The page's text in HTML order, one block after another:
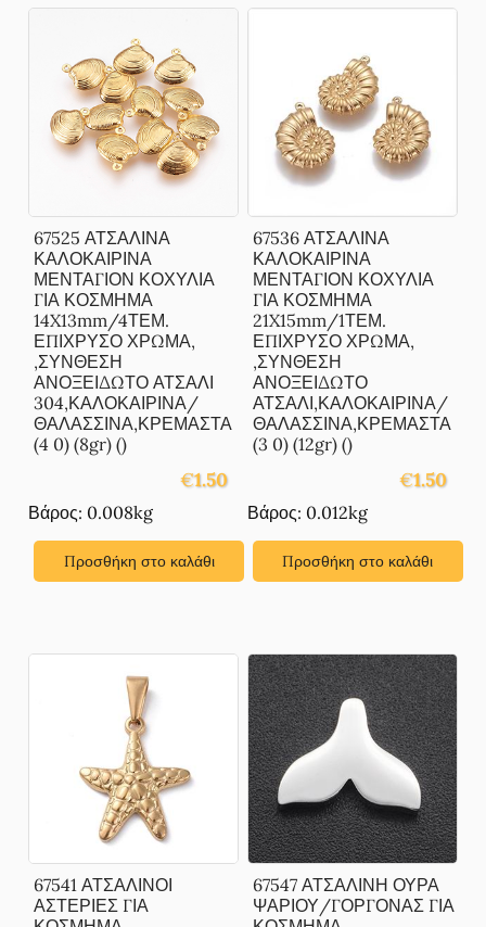
67525 ΑΤΣΑΛΙΝΑ
ΚΑΛΟΚΑΙΡΙΝΑ
ΜΕΝΤΑΓΙΟΝ ΚΟΧΥΛΙΑ
ΓΙΑ ΚΟΣΜΗΜΑ
14X13mm/4ΤΕΜ.
ΕΠΙΧΡΥΣΟ ΧΡΩΜΑ,
,ΣΥΝΘΕΣΗ
ΑΝΟΞΕΙΔΩΤΟ ΑΤΣΑΛΙ
304,ΚΑΛΟΚΑΙΡΙΝΑ/
ΘΑΛΑΣΣΙΝΑ,ΚΡΕΜΑΣΤΑ
(4 0) (8gr) ()
€1.50
Βάρος: 0.008kg
Προσθήκη στο καλάθι
67536 ΑΤΣΑΛΙΝΑ
ΚΑΛΟΚΑΙΡΙΝΑ
ΜΕΝΤΑΓΙΟΝ ΚΟΧΥΛΙΑ
ΓΙΑ ΚΟΣΜΗΜΑ
21X15mm/1ΤΕΜ.
ΕΠΙΧΡΥΣΟ ΧΡΩΜΑ,
,ΣΥΝΘΕΣΗ
ΑΝΟΞΕΙΔΩΤΟ
ΑΤΣΑΛΙ,ΚΑΛΟΚΑΙΡΙΝΑ/
ΘΑΛΑΣΣΙΝΑ,ΚΡΕΜΑΣΤΑ
(3 0) (12gr) ()
€1.50
Βάρος: 0.012kg
Προσθήκη στο καλάθι
67541 ΑΤΣΑΛΙΝΟΙ
ΑΣΤΕΡΙΕΣ ΓΙΑ
67547 ΑΤΣΑΛΙΝΗ ΟΥΡΑ
ΨΑΡΙΟΥ/ΓΟΡΓΟΝΑΣ ΓΙΑ